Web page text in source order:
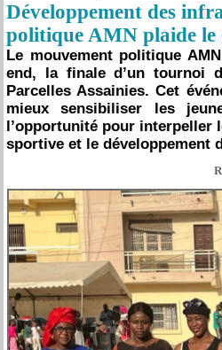
Développement des
politique AMN plaide le
Le mouvement politique
end, la finale d’un tournoi
Parcelles Assainies. Cet
mieux sensibiliser les
l’opportunité pour interpeller
sportive et le développement